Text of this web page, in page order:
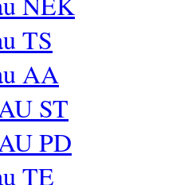
TS
AA
ST
PD
TE